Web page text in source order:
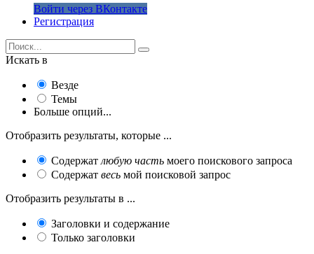
Войти через ВКонтакте
Регистрация
Искать в
Везде
Темы
Больше опций...
Отобразить результаты, которые ...
Содержат любую часть моего поискового запроса
Содержат весь мой поисковой запрос
Отобразить результаты в ...
Заголовки и содержание
Только заголовки